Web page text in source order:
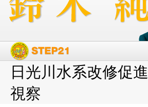
日光川水系改修促
視察